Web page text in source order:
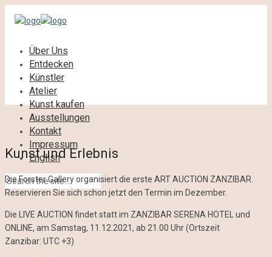
Über Uns
Entdecken
Künstler
Atelier
Kunst kaufen
Ausstellungen
Kontakt
Impressum
English
Kunst und Erlebnis
Die Forster Gallery organisiert die erste ART AUCTION ZANZIBAR.
Reservieren Sie sich schon jetzt den Termin im Dezember.
Die LIVE AUCTION findet statt im ZANZIBAR SERENA HOTEL und
ONLINE, am Samstag, 11.12.2021, ab 21.00 Uhr (Ortszeit
Zanzibar: UTC +3)